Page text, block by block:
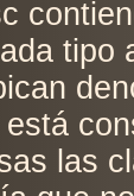
tipo
está
las